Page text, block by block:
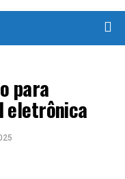
para
eletrônica